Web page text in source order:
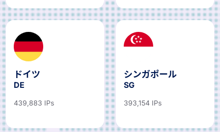
ドイツ
DE
439,883 IPs
シンガポール
SG
393,154 IPs